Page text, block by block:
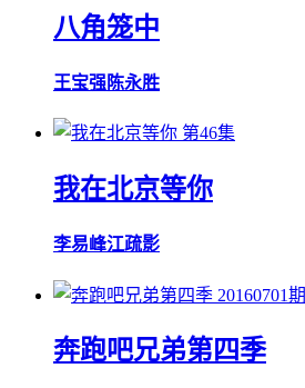
八角笼中
王宝强陈永胜
第46集
我在北京等你
李易峰江疏影
20160701期
奔跑吧兄弟第四季